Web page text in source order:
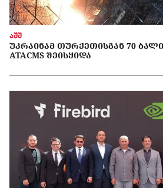
აშშ
ᲣᲙᲠᲐᲘᲜᲐᲛ ᲗᲣᲠᲥᲔᲗᲘᲡᲒᲐᲜ 70
ATACMS ᲨᲔᲘᲡᲧᲘᲓᲐ